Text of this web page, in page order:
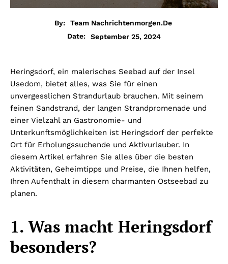
By:
Team Nachrichtenmorgen.de
Date:
September 25, 2024
Heringsdorf, ein malerisches Seebad auf der Insel
Usedom, bietet alles, was Sie für einen
unvergesslichen Strandurlaub brauchen. Mit seinem
feinen Sandstrand, der langen Strandpromenade und
einer Vielzahl an Gastronomie- und
Unterkunftsmöglichkeiten ist Heringsdorf der perfekte
Ort für Erholungssuchende und Aktivurlauber. In
diesem Artikel erfahren Sie alles über die besten
Aktivitäten, Geheimtipps und Preise, die Ihnen helfen,
Ihren Aufenthalt in diesem charmanten Ostseebad zu
planen.
1. Was macht Heringsdorf
besonders?